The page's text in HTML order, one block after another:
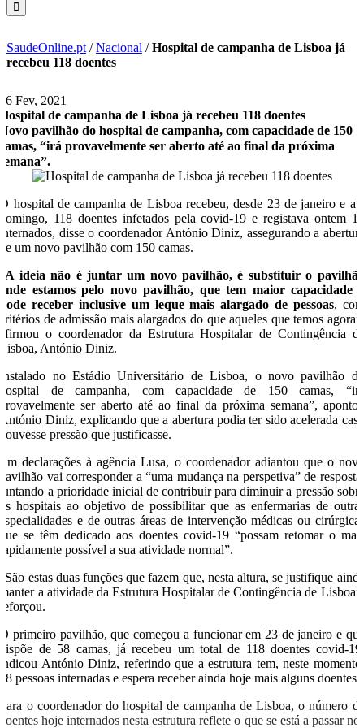
SaudeOnline.pt /Nacional /Hospital de campanha de Lisboa já
recebeu 118 doentes
16 Fev, 2021
Hospital de campanha de Lisboa já recebeu 118 doentes
Novo pavilhão do hospital de campanha, com capacidade de 150
camas, “irá provavelmente ser aberto até ao final da próxima
semana”.
O hospital de campanha de Lisboa recebeu, desde 23 de janeiro e até
domingo, 118 doentes infetados pela covid-19 e registava ontem 18
internados, disse o coordenador António Diniz, assegurando a abertura
de um novo pavilhão com 150 camas.
A ideia não é juntar um novo pavilhão, é substituir o pavilhão
onde estamos pelo novo pavilhão, que tem maior capacidade e
pode receber inclusive um leque mais alargado de pessoas, com
critérios de admissão mais alargados do que aqueles que temos agora”,
afirmou o coordenador da Estrutura Hospitalar de Contingência de
Lisboa, António Diniz.
Instalado no Estádio Universitário de Lisboa, o novo pavilhão do
hospital de campanha, com capacidade de 150 camas, “irá
provavelmente ser aberto até ao final da próxima semana”, apontou
António Diniz, explicando que a abertura podia ter sido acelerada caso
houvesse pressão que justificasse.
Em declarações à agência Lusa, o coordenador adiantou que o novo
pavilhão vai corresponder a “uma mudança na perspetiva” de resposta,
juntando a prioridade inicial de contribuir para diminuir a pressão sobre
os hospitais ao objetivo de possibilitar que as enfermarias de outras
especialidades e de outras áreas de intervenção médicas ou cirúrgicas
que se têm dedicado aos doentes covid-19 “possam retomar o mais
rapidamente possível a sua atividade normal”.
“São estas duas funções que fazem que, nesta altura, se justifique ainda
manter a atividade da Estrutura Hospitalar de Contingência de Lisboa”,
reforçou.
O primeiro pavilhão, que começou a funcionar em 23 de janeiro e que
dispõe de 58 camas, já recebeu um total de 118 doentes covid-19,
indicou António Diniz, referindo que a estrutura tem, neste momento,
18 pessoas internadas e espera receber ainda hoje mais alguns doentes.
Para o coordenador do hospital de campanha de Lisboa, o número de
doentes hoje internados nesta estrutura reflete o que se está a passar nos